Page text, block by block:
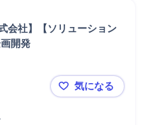
会社】【ソリューション
開発
【東京海上
気になる